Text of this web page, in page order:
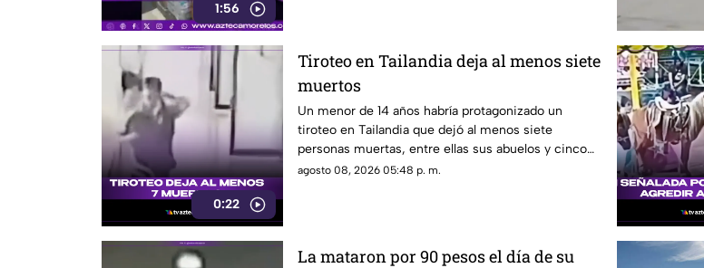
1:56
0:22
Tiroteo en Tailandia deja al menos siete
muertos
Un menor de 14 años habría protagonizado un
tiroteo en Tailandia que dejó al menos siete
personas muertas, entre ellas sus abuelos y cinco
personas en una escuela.
agosto 08, 2026 05:48 p. m.
La mataron por 90 pesos el día de su